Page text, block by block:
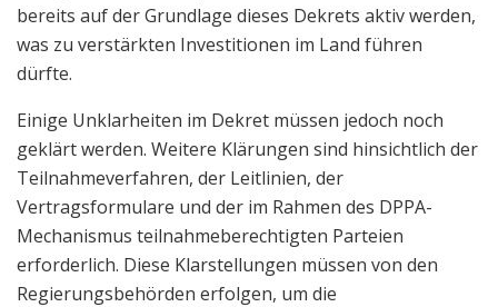
bereits auf der Grundlage dieses Dekrets aktiv werden,
was zu verstärkten Investitionen im Land führen
dürfte.
Einige Unklarheiten im Dekret müssen jedoch noch
geklärt werden. Weitere Klärungen sind hinsichtlich der
Teilnahmeverfahren, der Leitlinien, der
Vertragsformulare und der im Rahmen des DPPA-
Mechanismus teilnahmeberechtigten Parteien
erforderlich. Diese Klarstellungen müssen von den
Regierungsbehörden erfolgen, um die